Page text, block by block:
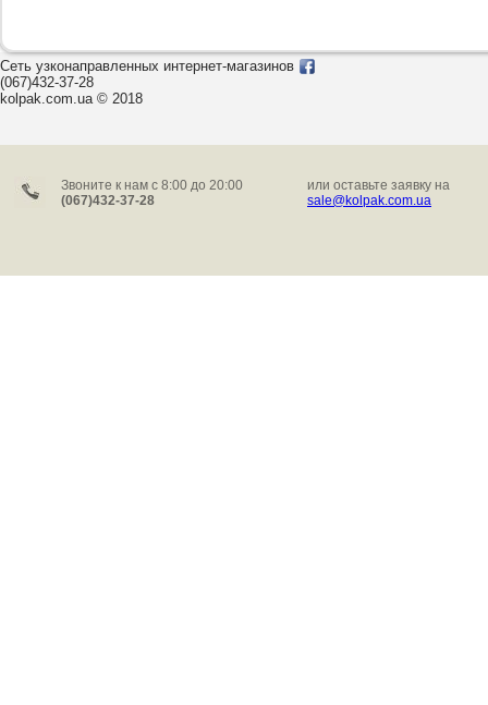
Сеть узконаправленных интернет-магазинов
(067)432-37-28
kolpak.com.ua © 2018
Звоните к нам c 8:00 до 20:00
(067)432-37-28
или оставьте заявку на
sale@kolpak.com.ua